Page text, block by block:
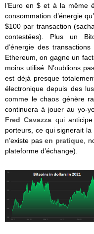
l’Euro en $ et à la même
consommation d’énergie
$100 par transaction
contestées). Plus un
d’énergie des
Ethereum, on gagne un
moins utilisé. N’oublions
est déjà presque
électronique depuis des
comme le chaos génère
continuera à jouer au yo-
Fred Cavazza qui
porteurs, ce qui signerait
n’existe pasen pratique ,
plateforme d’échange).